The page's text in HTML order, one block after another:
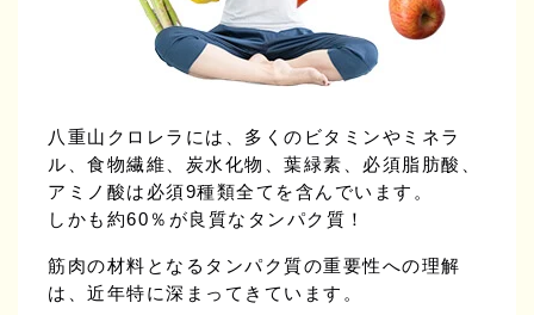
八重山クロレラには、多くのビタミンやミネラ
ル、食物繊維、炭水化物、葉緑素、必須脂肪酸、
アミノ酸は必須9種類全てを含んでいます。
しかも約60％が良質なタンパク質！
筋肉の材料となるタンパク質の重要性への理解
は、近年特に深まってきています。